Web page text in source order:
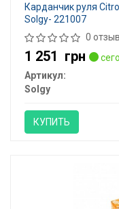
Карданчик руля
Solgy- 221007
0
1 251 грн
Артикул:
Solgy
КУПИТЬ